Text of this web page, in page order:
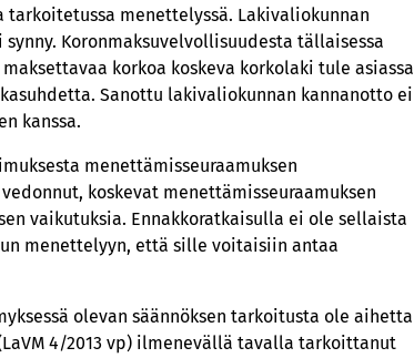
tarkoitetussa menettelyssä. Lakivaliokunnan
Koronmaksuvelvollisuudesta tällaisessa
korkoa koskeva korkolaki tule asiassa
Sanottu lakivaliokunnan kannanotto ei
kanssa.
menettämisseuraamuksen
koskevat menettämisseuraamuksen
vaikutuksia. Ennakkoratkaisulla ei ole sellaista
menettelyyn, että sille voitaisiin antaa
olevan säännöksen tarkoitusta ole aihetta
4/2013 vp) ilmenevällä tavalla tarkoittanut